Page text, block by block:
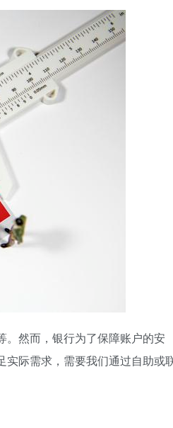
。然而，银行为了保障账户的安
实际需求，需要我们通过自助或